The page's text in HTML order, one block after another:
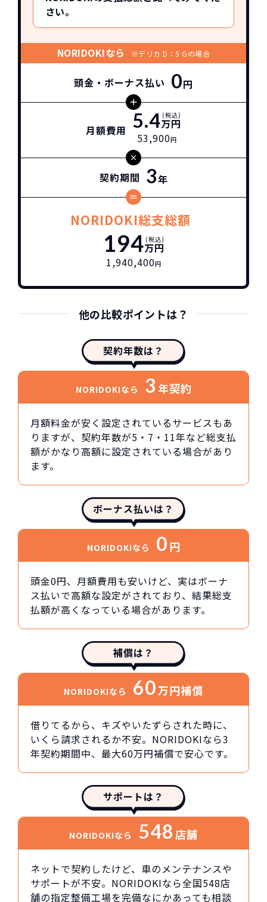
さい。
NORIDOKIなら ※デリカ D：5 Gの場合
頭金・ボーナス払い 0円
月額費用 5.4万円
(税込)
53,900円
契約期間 3年
NORIDOKI総支総額
194万円
(税込)
1,940,400円
他の比較ポイントは？
契約年数は？
NORIDOKIなら 3 年契約
月額料金が安く設定されているサービスもあ
りますが、契約年数が5・7・11年など総支払
額がかなり高額に設定されている場合があり
ます。
ボーナス払いは？
NORIDOKIなら 0円
頭金0円、月額費用も安いけど、実はボーナ
ス払いで高額な設定がされており、結果総支
払額が高くなっている場合があります。
補償は？
NORIDOKIなら 60万円補償
借りてるから、キズやいたずらされた時に、
いくら請求されるか不安。NORIDOKIなら3
年契約期間中、最大60万円補償で安心です。
サポートは？
NORIDOKIなら 548 店舗
ネットで契約したけど、車のメンテナンスや
サポートが不安。NORIDOKIなら全国548店
舗の指定整備工場を完備なにかあっても相談